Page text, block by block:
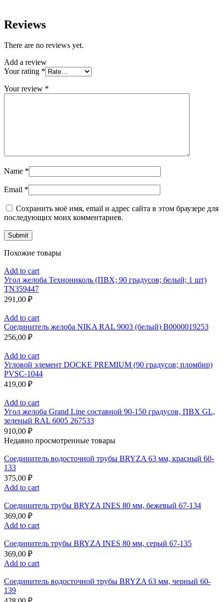
Reviews
There are no reviews yet.
Add a review
Your rating *
Your review *
Name *
Email *
Сохранить моё имя, email и адрес сайта в этом браузере для
последующих моих комментариев.
Похожие товары
Add to cart
Угол желоба Технониколь (ПВХ; 90 градусов; белый; 1 шт)
TN359447
291,00 ₽
Add to cart
Соединитель желоба NIKA RAL 9003 (белый) В0000019253
256,00 ₽
Add to cart
Угловой элемент DOCKE PREMIUM (90 градусов; пломбир)
PVSC-1044
419,00 ₽
Add to cart
Угол желоба Grand Line составной 90-150 градусов, ПВХ GL,
зеленый RAL 6005 267533
910,00 ₽
Недавно просмотренные товары
Соединитель водосточной трубы BRYZA 63 мм, краcный 60-
133
375,00 ₽
Add to cart
Соединитель трубы BRYZA INES 80 мм, бежевый 67-134
369,00 ₽
Add to cart
Соединитель трубы BRYZA INES 80 мм, серый 67-135
369,00 ₽
Add to cart
Соединитель водосточной трубы BRYZA 63 мм, черный 60-
139